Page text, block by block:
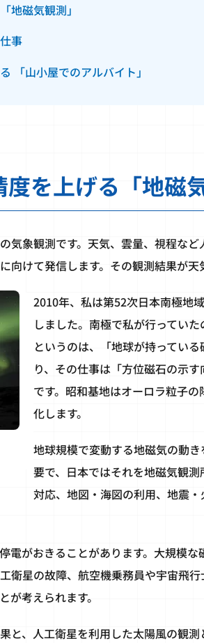
地磁気観測」
事
「山小屋でのアルバイト」
を上げる「地磁
気象観測です。天気、雲量、視程な
けて発信します。その観測結果が天
2010年、私は第52次日本南極地
しました。南極で私が行ってい
というのは、「地球が持ってい
り、その仕事は「方位磁石の示
です。昭和基地はオーロラ粒子
化します。
地球規模で変動する地磁気の動
要で、日本ではそれを地磁気観
対応、地図・海図の利用、地震
電がおきることがあります。大規模な
衛星の故障、航空機乗務員や宇宙飛行
が考えられます。
と、人工衛星を利用した太陽風の観測